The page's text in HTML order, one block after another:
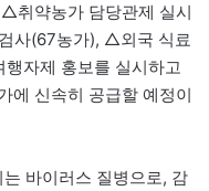
취약농가 담당관제 실시
사(67농가), △외국 식료
자제 홍보를 실시하고
에 신속히 공급할 예정이
바이러스 질병으로, 감